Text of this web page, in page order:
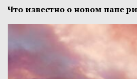
Что известно о новом папе